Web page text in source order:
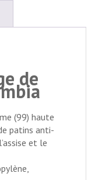
de
(99) haute
patins anti-
et le